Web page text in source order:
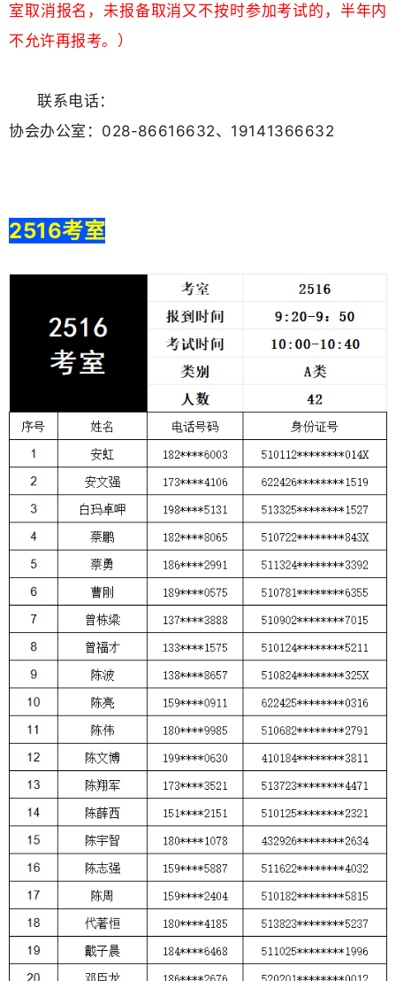
室取消报名，未报备取消又不按时参加考试的，半年内
不允许再报考。 ）
联系电话：
协会办公室： 028-86616632、 19141366632
2516考室